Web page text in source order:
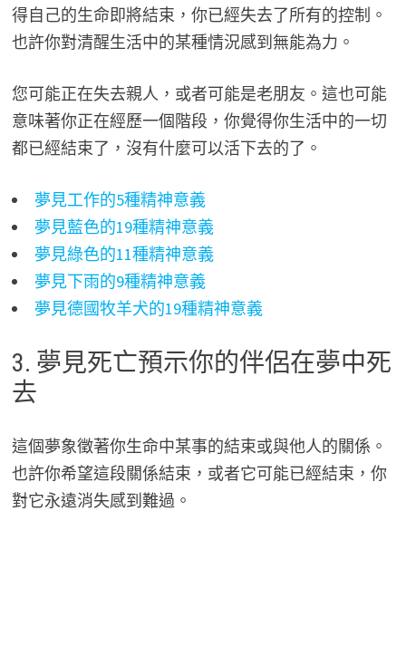
得自己的生命即將結束，你已經失去了所有的控制。
也許你對清醒生活中的某種情況感到無能為力。
您可能正在失去親人，或者可能是老朋友。這也可能
意味著你正在經歷一個階段，你覺得你生活中的一切
都已經結束了，沒有什麼可以活下去的了。
夢見工作的5種精神意義
夢見藍色的19種精神意義
夢見綠色的11種精神意義
夢見下雨的9種精神意義
夢見德國牧羊犬的19種精神意義
3. 夢見死亡預示你的伴侶在夢中死
去
這個夢象徵著你生命中某事的結束或與他人的關係。
也許你希望這段關係結束，或者它可能已經結束，你
對它永遠消失感到難過。